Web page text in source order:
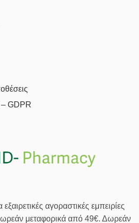
GDPR
αγοραστικές εμπειρίες
μεταφορικά από 49€. Δωρεάν